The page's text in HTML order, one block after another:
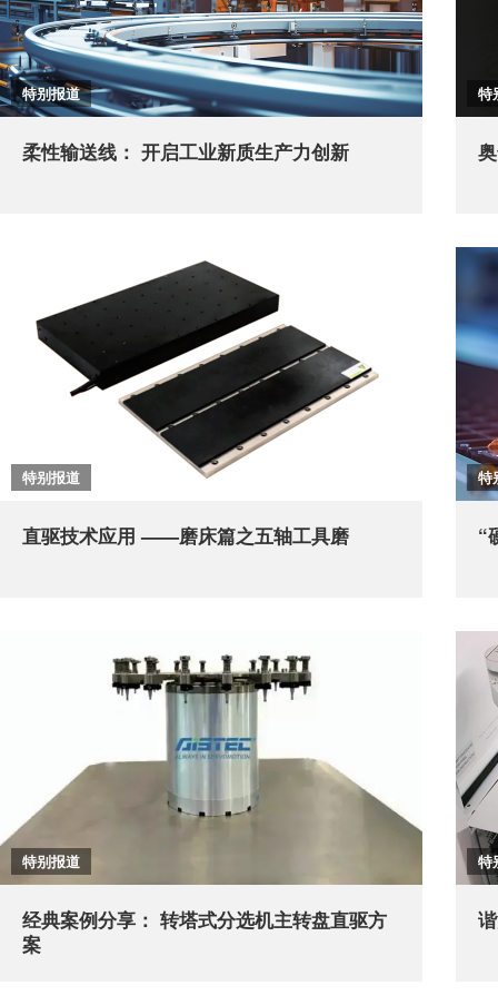
特别报道
柔性输送线： 开启工业新质生产力创新
特
特别报道
直驱技术应用 ——磨床篇之五轴工具磨
特
“
特别报道
经典案例分享： 转塔式分选机主转盘直驱方
案
特